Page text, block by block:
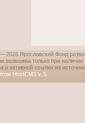
Ярославский Фонд
возможна только при наличии
и активной ссылки на
HostCMS v. 5